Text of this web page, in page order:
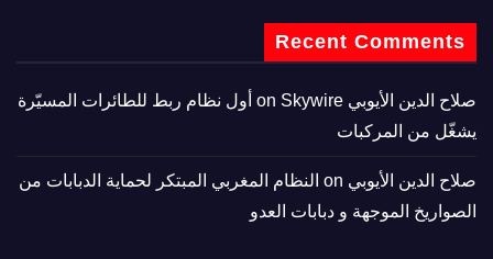
Recent Comments
صلاح الدين الأيوبي
Skywire أول نظام ربط للطائرات المسيّرة
يشغّل من المركبات
صلاح الدين الأيوبي
النظام المغربي المبتكر لحماية الدبابات من
الصواريخ الموجهة و دبابات العدو